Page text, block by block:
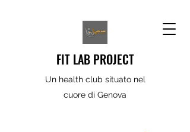
FIT LAB PROJECT
Un health club situato nel
cuore di Genova